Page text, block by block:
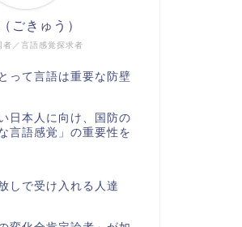
者／言語感覚探求者
ごきゅう）
って言語は重要な防壁
日本人に向け、国防の
言語感覚」の重要性を
しで受け入れる人達